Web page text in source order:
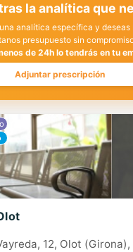
la analítica que
analítica específica y deseas
presupuesto sin
de 24h lo tendrás en tu
Adjuntar prescripción
12, Olot (Girona),